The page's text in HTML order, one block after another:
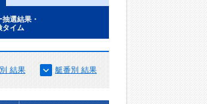
選結果・
タイム
結果 艇番別 結果